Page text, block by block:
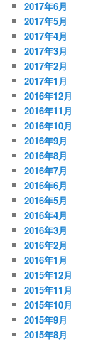
2017年6月
2017年5月
2017年4月
2017年3月
2017年2月
2017年1月
2016年12月
2016年11月
2016年10月
2016年9月
2016年8月
2016年7月
2016年6月
2016年5月
2016年4月
2016年3月
2016年2月
2016年1月
2015年12月
2015年11月
2015年10月
2015年9月
2015年8月